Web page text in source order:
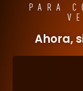
PARA
Ahora,